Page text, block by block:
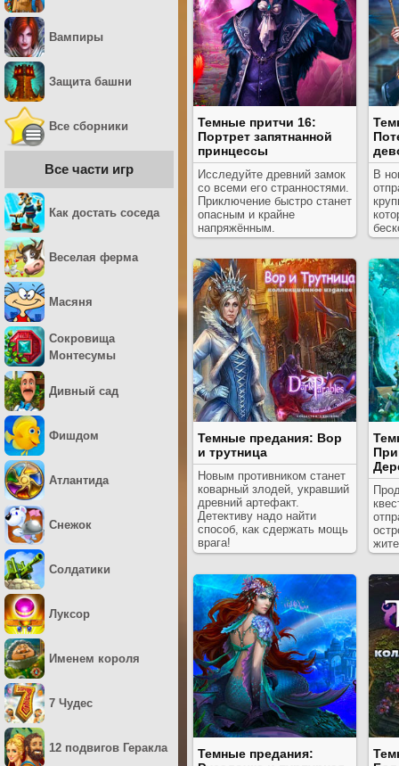
Темные притчи 16:
Портрет запятнанной
принцессы
Исследуйте древний замок
со всеми его странностями.
Приключение быстро станет
опасным и крайне
напряжённым.
В
Темные предания: Вор
и трутница
Новым противником станет
коварный злодей, укравший
древний артефакт.
Детективу надо найти
способ, как сдержать мощь
врага!
Темные предания:
Вампиры
Защита башни
Все сборники
Все части игр
Как достать соседа
Веселая ферма
Масяня
Сокровища
Монтесумы
Дивный сад
Фишдом
Атлантида
Снежок
Солдатики
Луксор
Именем короля
7 Чудес
12 подвигов Геракла